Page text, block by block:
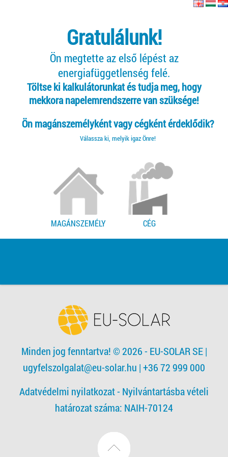
Gratulálunk!
Ön megtette az első lépést az
energiafüggetlenség felé.
Töltse ki kalkulátorunkat és tudja meg, hogy
mekkora napelemrendszerre van szüksége!
Ön magánszemélyként vagy cégként érdeklődik?
Válassza ki, melyik igaz Önre!
MAGÁNSZEMÉLY CÉG
Minden jog fenntartva! © 2026 - EU-SOLAR SE|
ugyfelszolgalat@eu-solar.hu | +36 72 999 000
Adatvédelmi nyilatkozat - Nyilvántartásba vételi
határozat száma: NAIH-70124